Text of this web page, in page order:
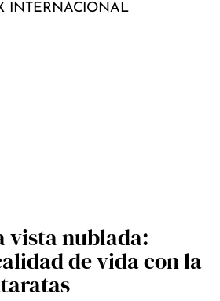
INTERNACIONAL
vista nublada:
de vida con la